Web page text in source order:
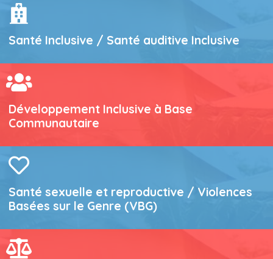
Santé Inclusive / Santé auditive Inclusive
Développement Inclusive à Base
Communautaire
Santé sexuelle et reproductive / Violences
Basées sur le Genre (VBG)